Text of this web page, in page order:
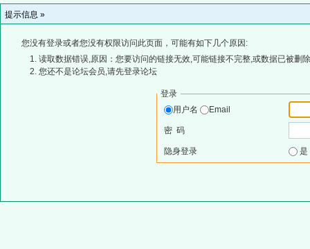
提示信息 »
您没有登录或者您没有权限访问此页面，可能有如下几个原因:
读取数据错误,原因：您要访问的链接无效,可能链接不完整,或数据已被删
您还不是论坛会员,请先登录论坛
登录
用户名
Email
密 码
隐身登录